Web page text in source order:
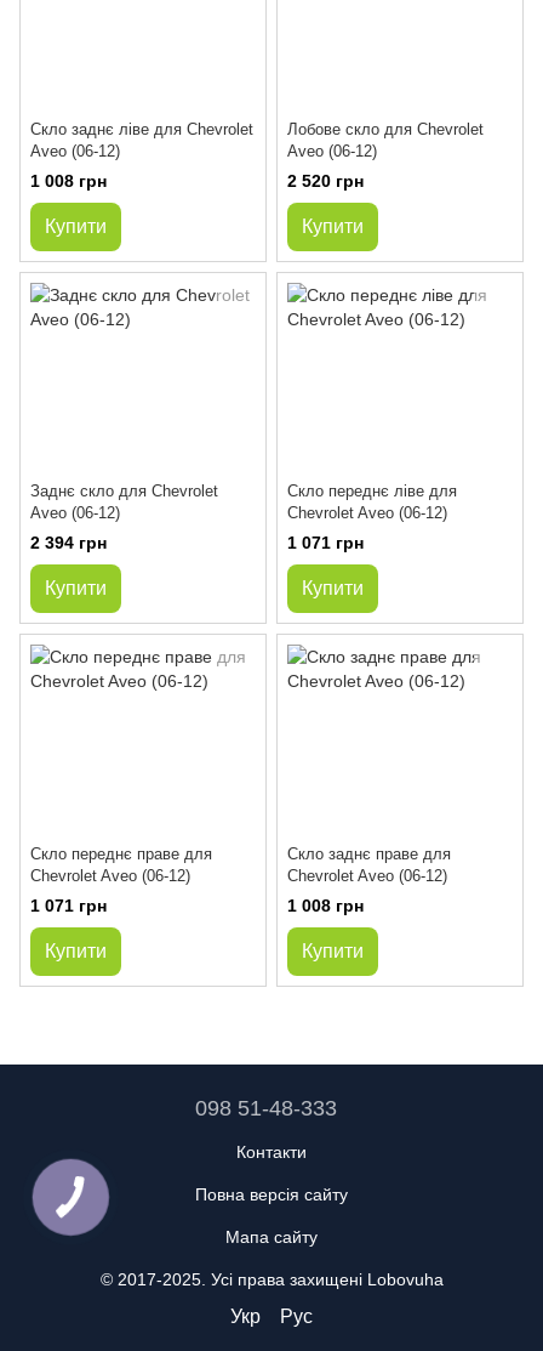
Скло заднє ліве для Chevrolet
Aveo (06-12)
1 008 грн
Купити
Лобове скло для Chevrolet
Aveo (06-12)
2 520 грн
Купити
Заднє скло для Chevrolet
Aveo (06-12)
2 394 грн
Купити
Скло переднє ліве для
Chevrolet Aveo (06-12)
1 071 грн
Купити
Скло переднє праве для
Chevrolet Aveo (06-12)
1 071 грн
Купити
Скло заднє праве для
Chevrolet Aveo (06-12)
1 008 грн
Купити
098 51-48-333
Контакти
Повна версія сайту
Мапа сайту
© 2017-2025. Усі права захищені Lobovuha
Укр Рус